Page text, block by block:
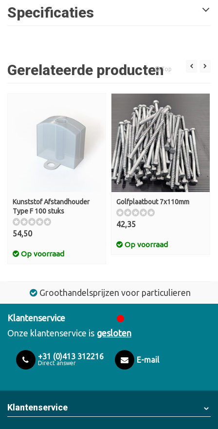
Specificaties
Gerelateerde productenTop
Kunststof Afstandhouder
Type F 100 stuks
54,50
Op voorraad
Golfplaatbout 7x110mm
42,35
Op voorraad
Groothandelsprijzen voor particulieren
Klantenservice
Onze klantenservice is gesloten
+31 (0)413 312216
Direct answer E-mail
Klantenservice